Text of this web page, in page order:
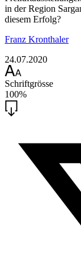
in der Region
diesem Erfolg?
Franz Kronthaler
24.07.2020
Schriftgrösse
100%